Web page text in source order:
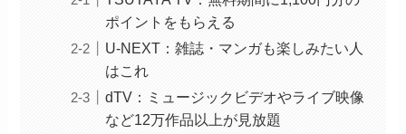
ポイントをもらえる
U-NEXT：雑誌・マンガも楽しみたい人
はこれ
dTV：ミュージックビデオやライブ映像
など12万作品以上が見放題